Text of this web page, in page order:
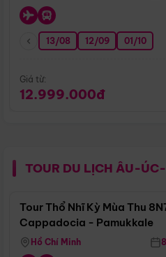
13/08 12/09 01/10
Giá từ:
12.999.000đ
TOUR DU LỊCH ÂU-
Tour Thổ Nhĩ Kỳ Mùa Thu
Cappadocia - Pamukkale
Hồ Chí Minh